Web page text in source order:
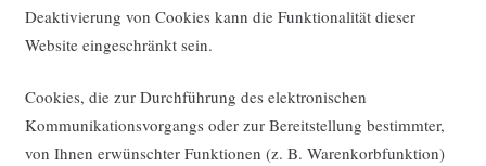
Deaktivierung von Cookies kann die Funktionalität dieser
Website eingeschränkt sein.
Cookies, die zur Durchführung des elektronischen
Kommunikationsvorgangs oder zur Bereitstellung bestimmter,
von Ihnen erwünschter Funktionen (z. B. Warenkorbfunktion)